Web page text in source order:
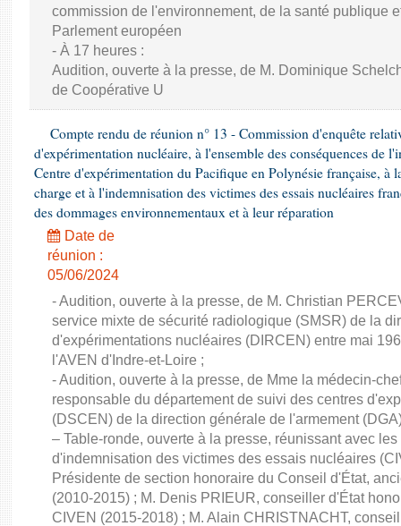
commission de l'environnement, de la santé publique
Parlement européen
- À 17 heures :
Audition, ouverte à la presse, de M. Dominique
de Coopérative U
Compte rendu de réunion n° 13 - Commission d'enquête
d'expérimentation nucléaire, à l'ensemble des conséquences de
Centre d'expérimentation du Pacifique en Polynésie française, à
charge et à l'indemnisation des victimes des essais nucléaires
des dommages environnementaux et à leur réparation
Date de
réunion :
05/06/2024
- Audition, ouverte à la presse, de M. Christian
service mixte de sécurité radiologique (SMSR) de la
d'expérimentations nucléaires (DIRCEN) entre mai
l'AVEN d'Indre-et-Loire ;
- Audition, ouverte à la presse, de Mme la médecin-
responsable du département de suivi des centres
(DSCEN) de la direction générale de l'armement
– Table-ronde, ouverte à la presse, réunissant avec
d'indemnisation des victimes des essais nucléaires
Présidente de section honoraire du Conseil d'État,
(2010-2015) ; M. Denis PRIEUR, conseiller d'État
CIVEN (2015-2018) ; M. Alain CHRISTNACHT,